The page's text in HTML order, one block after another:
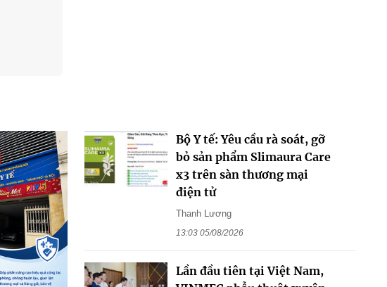
Bộ Y tế: Yêu cầu rà soát, gỡ
bỏ sản phẩm Slimaura Care
x3 trên sàn thương mại
điện tử
Thanh Lương
13:03 05/08/2026
Lần đầu tiên tại Việt Nam,